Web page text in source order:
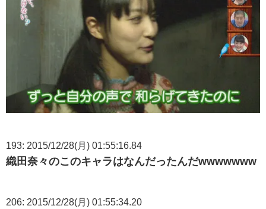
193: 2015/12/28(月) 01:55:16.84
織田奈々のこのキャラはなんだったんだwwwwwww
206: 2015/12/28(月) 01:55:34.20